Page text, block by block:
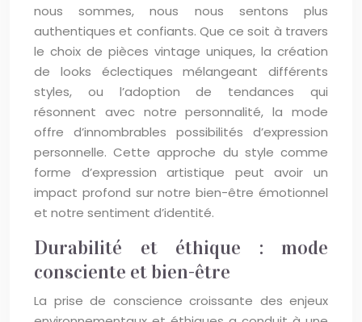
nous sommes, nous nous sentons plus
authentiques et confiants. Que ce soit à travers
le choix de pièces vintage uniques, la création
de looks éclectiques mélangeant différents
styles, ou l’adoption de tendances qui
résonnent avec notre personnalité, la mode
offre d’innombrables possibilités d’expression
personnelle. Cette approche du style comme
forme d’expression artistique peut avoir un
impact profond sur notre bien-être émotionnel
et notre sentiment d’identité.
Durabilité et éthique : mode
consciente et bien-être
La prise de conscience croissante des enjeux